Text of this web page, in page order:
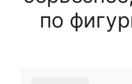
по